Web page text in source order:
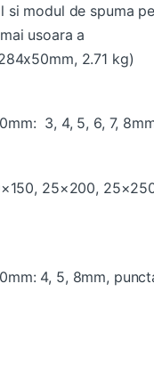
si modul de spuma
usoara a
2.71 kg)
3, 4, 5, 6, 7,
25×200,
4, 5, 8mm,